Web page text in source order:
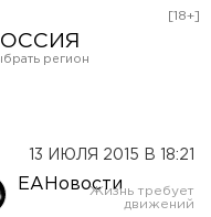
[18+]
13 ИЮЛЯ 2015 В 18:21
ЕАНовости